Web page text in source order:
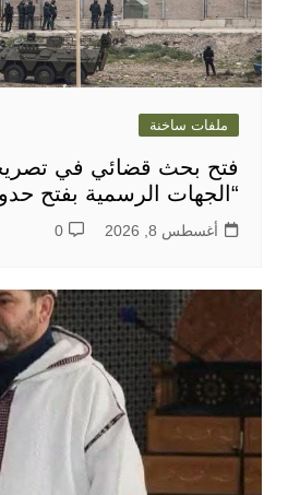
ملفات ساخنة
فتح بحث قضائي في
“الجهات الرسمية بفتح
أغسطس 8, 2026 0